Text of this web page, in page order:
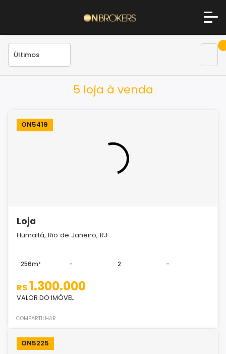
5 loja à venda
ON5419
Loja
Humaitá, Rio de Janeiro, RJ
256m² - 2 -
R$1.300.000
VALOR DO IMÓVEL
COMPARTILHAR
ON5225